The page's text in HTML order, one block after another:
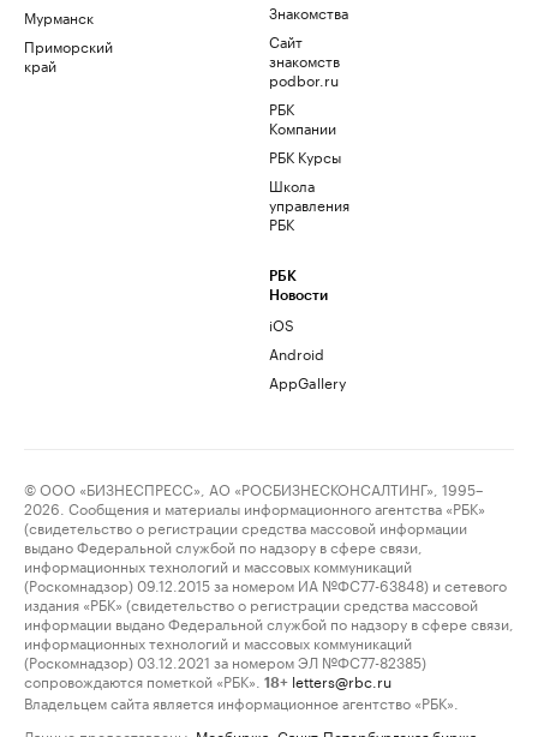
Мурманск
Приморский
край
Знакомства
Сайт
знакомств
podbor.ru
РБК
Компании
РБК Курсы
Школа
управления
РБК
РБК
Новости
iOS
Android
AppGallery
© ООО «БИЗНЕСПРЕСС», АО «РОСБИЗНЕСКОНСАЛТИНГ», 1995–
2026. Сообщения и материалы информационного агентства «РБК»
(свидетельство о регистрации средства массовой информации
выдано Федеральной службой по надзору в сфере связи,
информационных технологий и массовых коммуникаций
(Роскомнадзор) 09.12.2015 за номером ИА №ФС77-63848) и сетевого
издания «РБК» (свидетельство о регистрации средства массовой
информации выдано Федеральной службой по надзору в сфере связи,
информационных технологий и массовых коммуникаций
(Роскомнадзор) 03.12.2021 за номером ЭЛ №ФС77-82385)
сопровождаются пометкой «РБК».
18+ letters@rbc.ru
Владельцем сайта является информационное агентство «РБК».